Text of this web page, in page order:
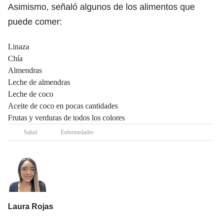
Asimismo, señaló algunos de los alimentos que
puede comer:
Linaza
Chía
Almendras
Leche de almendras
Leche de coco
Aceite de coco en pocas cantidades
Frutas y verduras de todos los colores
Salud Enfermedades
Laura Rojas